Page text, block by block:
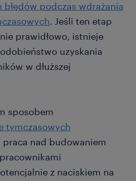
podczas wdrażania
. Jeśli ten etap
prawidłowo, istnieje
uzyskania
w dłuższej
sposobem
tymczasowych
praca nad budowaniem
z naciskiem na